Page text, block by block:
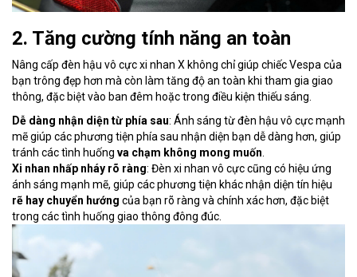
2. Tăng cường tính năng an toàn
Nâng cấp đèn hậu vô cực xi nhan X không chỉ giúp chiếc Vespa của
bạn trông đẹp hơn mà còn làm tăng độ an toàn khi tham gia giao
thông, đặc biệt vào ban đêm hoặc trong điều kiện thiếu sáng.
Dễ dàng nhận diện từ phía sau: Ánh sáng từ đèn hậu vô cực mạnh
mẽ giúp các phương tiện phía sau nhận diện bạn dễ dàng hơn, giúp
tránh các tình huống va chạm không mong muốn
Xi nhan nhấp nháy rõ ràng: Đèn xi nhan vô cực cũng có hiệu ứng
ánh sáng mạnh mẽ, giúp các phương tiện khác nhận diện tín hiệu
rẽ hay chuyển hướng của bạn rõ ràng và chính xác hơn, đặc biệt
trong các tình huống giao thông đông đúc.